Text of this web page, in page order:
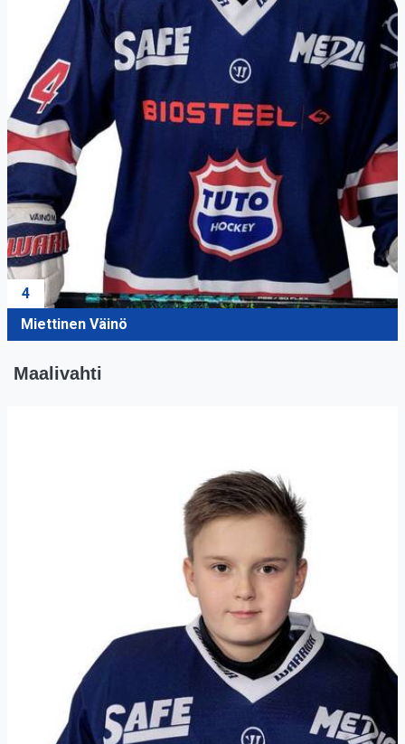
4
Miettinen Väinö
Maalivahti